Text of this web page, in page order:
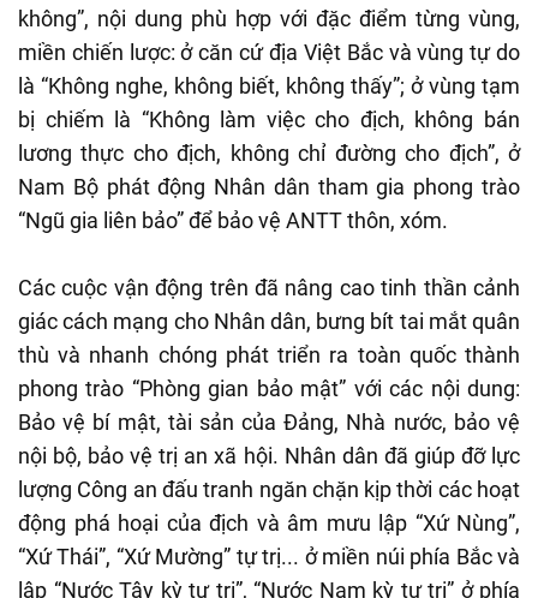
không”, nội dung phù hợp với đặc điểm từng vùng,
miền chiến lược: ở căn cứ địa Việt Bắc và vùng tự do
là “Không nghe, không biết, không thấy”; ở vùng tạm
bị chiếm là “Không làm việc cho địch, không bán
lương thực cho địch, không chỉ đường cho địch”, ở
Nam Bộ phát động Nhân dân tham gia phong trào
“Ngũ gia liên bảo” để bảo vệ ANTT thôn, xóm.
Các cuộc vận động trên đã nâng cao tinh thần cảnh
giác cách mạng cho Nhân dân, bưng bít tai mắt quân
thù và nhanh chóng phát triển ra toàn quốc thành
phong trào “Phòng gian bảo mật” với các nội dung:
Bảo vệ bí mật, tài sản của Đảng, Nhà nước, bảo vệ
nội bộ, bảo vệ trị an xã hội. Nhân dân đã giúp đỡ lực
lượng Công an đấu tranh ngăn chặn kịp thời các hoạt
động phá hoại của địch và âm mưu lập “Xứ Nùng”,
“Xứ Thái”, “Xứ Mường” tự trị... ở miền núi phía Bắc và
lập “Nước Tây kỳ tự trị”, “Nước Nam kỳ tự trị” ở phía